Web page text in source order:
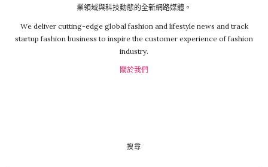
業領域與科技動態的全新網路媒體。
We deliver cutting-edge global fashion and lifestyle news and track
startup fashion business to inspire the customer experience of fashion
industry.
關於我們
搜尋